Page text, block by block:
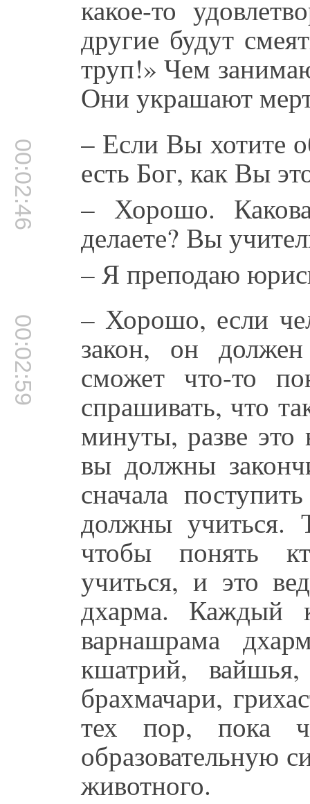
какое-то
другие будут
труп!» Чем
Они украшают
00:02:46 – Если Вы хотите
есть Бог, как Вы
– Хорошо.
делаете? Вы
– Я преподаю
00:02:59 – Хорошо, если
закон, он
сможет что-то
спрашивать, что
минуты, разве
вы должны
сначала
должны учиться.
чтобы понять
учиться, и это
дхарма. Каждый
варнашрама
кшатрий,
брахмачари,
тех пор, пока
образовательную
животного.